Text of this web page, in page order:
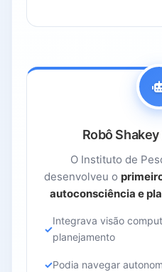
Robô
O Instituto de
desenvolveu o
autoconsciência e
Integrava visão
planejamento
Podia navegar